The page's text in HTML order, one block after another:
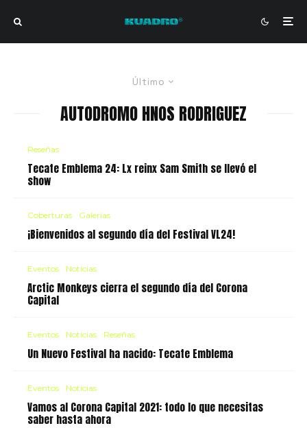
Último
AUTODROMO HNOS RODRIGUEZ
Reseñas
Tecate Emblema 24: Lx reinx Sam Smith se llevó el
show
Coberturas Galerías
¡Bienvenidos al segundo día del Festival VL24!
Eventos Noticias
Arctic Monkeys cierra el segundo día del Corona
Capital
Eventos Noticias Reseñas
Un Nuevo Festival ha nacido: Tecate Emblema
Eventos Noticias
Vamos al Corona Capital 2021: todo lo que necesitas
saber hasta ahora